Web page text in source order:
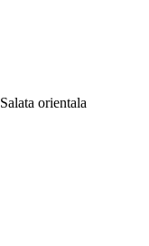
Salata orientala